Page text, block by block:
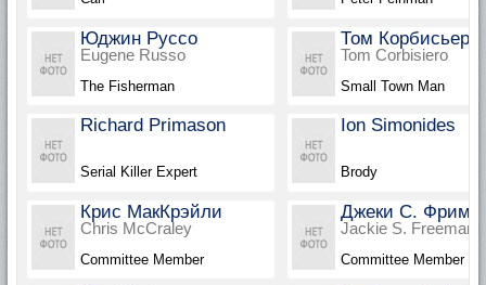
Юджин Руссо
Eugene Russo
The Fisherman
Том Корбисьеро
Tom Corbisiero
Small Town Man
Richard Primason
Serial Killer Expert
Ion Simonides
Brody
Крис МакКрэйли
Chris McCraley
Committee Member
Джеки С.
Jackie S. Freeman
Committee Member